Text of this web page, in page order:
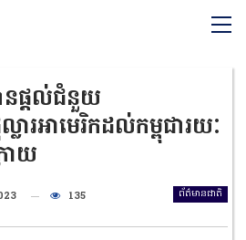
នផ្តល់ជំនួយ
រអាមេរិកដល់កម្ពុជារយៈ
ោយ
ព័ត៌មានជាតិ
135